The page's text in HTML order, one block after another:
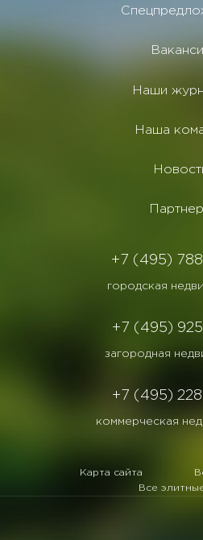
Наши
Наша
+7 (495)
городская
+7 (495)
загородная
+7 (495)
коммерческая
Карта сайта
Все